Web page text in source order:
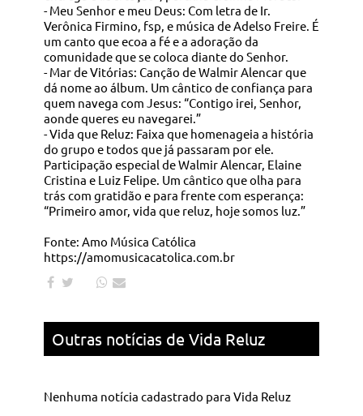
- Meu Senhor e meu Deus: Com letra de Ir.
Verônica Firmino, fsp, e música de Adelso Freire. É
um canto que ecoa a fé e a adoração da
comunidade que se coloca diante do Senhor.
- Mar de Vitórias: Canção de Walmir Alencar que
dá nome ao álbum. Um cântico de confiança para
quem navega com Jesus: “Contigo irei, Senhor,
aonde queres eu navegarei.”
- Vida que Reluz: Faixa que homenageia a história
do grupo e todos que já passaram por ele.
Participação especial de Walmir Alencar, Elaine
Cristina e Luiz Felipe. Um cântico que olha para
trás com gratidão e para frente com esperança:
“Primeiro amor, vida que reluz, hoje somos luz.”
Fonte: Amo Música Católica
https://amomusicacatolica.com.br
Outras notícias de Vida Reluz
Nenhuma notícia cadastrado para Vida Reluz